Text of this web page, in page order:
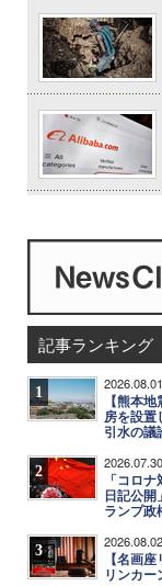
記事ランキング
1 2026.08.01
【熊本
房を設置
引水の議
2 2026.07.30
「コロ
日記公開
ランプ政
3 2026.08.02
【名画
リンカー